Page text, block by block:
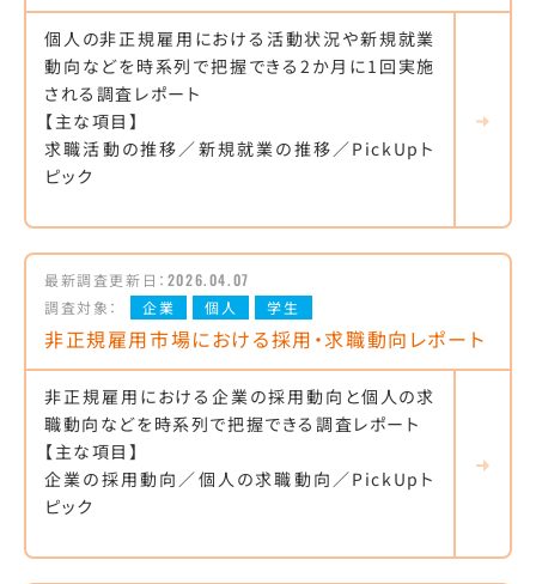
個人の非正規雇用における活動状況や新規就業
動向などを時系列で把握できる2か月に1回実施
される調査レポート
【主な項目】
求職活動の推移／新規就業の推移／PickUpト
ピック
最新調査更新日： 2026.04.07
調査対象：
企業 個人 学生
非正規雇用市場における採用・求職動向レポート
非正規雇用における企業の採用動向と個人の求
職動向などを時系列で把握できる調査レポート
【主な項目】
企業の採用動向／個人の求職動向／PickUpト
ピック